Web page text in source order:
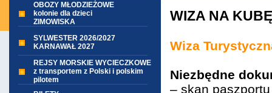
OBOZY MŁODZIEŻOWE
kolonie dla dzieci
ZIMOWISKA
SYLWESTER 2026/2027
KARNAWAŁ 2027
REJSY MORSKIE WYCIECZKOWE
z transportem z Polski i polskim
pilotem
WIZA NA KUBĘ
Wiza
Niezbędne
– skan